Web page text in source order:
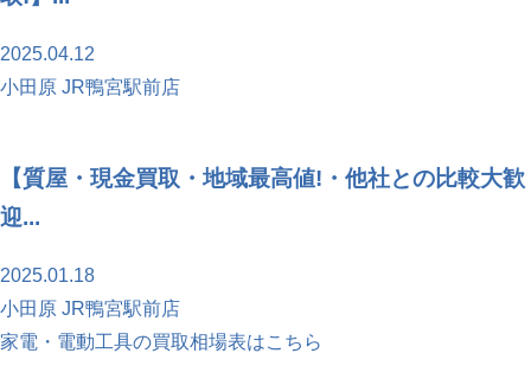
2025.04.12
小田原 JR鴨宮駅前店
【質屋・現金買取・地域最高値!・他社との比較大歓
迎...
2025.01.18
小田原 JR鴨宮駅前店
家電・電動工具の買取相場表はこちら